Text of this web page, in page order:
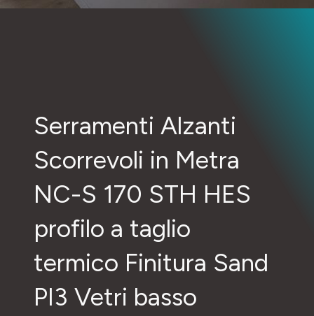
Serramenti Alzanti
Scorrevoli in Metra
NC-S 170 STH HES
profilo a taglio
termico Finitura Sand
PI3 Vetri basso